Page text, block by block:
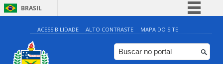
BRASIL
Simplifique!
Comunica BR
Participe
ACESSIBILIDADE ALTO CONTRASTE MAPA DO SITE